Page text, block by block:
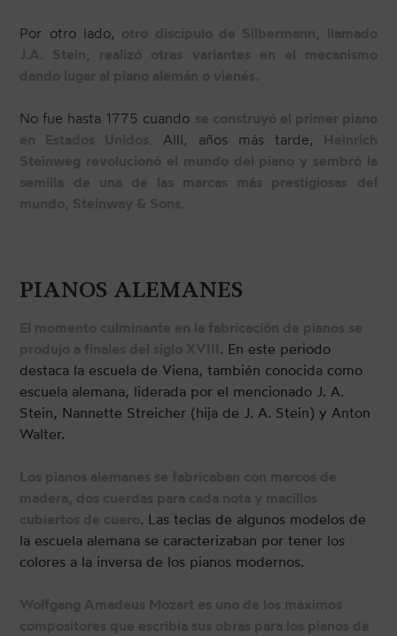
Por otro lado, otro discípulo de Silbermann, llamado
J.A. Stein, realizó otras variantes en el mecanismo
dando lugar al piano alemán o vienés.
No fue hasta 1775 cuando se construyó el primer piano
en Estados Unidos . Allí, años más tarde,
Heinrich
Steinweg revolucionó el mundo del piano y sembró la
semilla de una de las marcas más prestigiosas del
mundo, Steinway & Sons.
PIANOS ALEMANES
El momento culminante en la fabricación de pianos se
produjo a finales del siglo XVIII. En este periodo
destaca la escuela de Viena, también conocida como
escuela alemana, liderada por el mencionado J. A.
Stein, Nannette Streicher (hija de J. A. Stein) y Anton
Walter.
Los pianos alemanes se fabricaban con marcos de
madera, dos cuerdas para cada nota y macillos
cubiertos de cuero. Las teclas de algunos modelos de
la escuela alemana se caracterizaban por tener los
colores a la inversa de los pianos modernos.
Wolfgang Amadeus Mozart es uno de los máximos
compositores que escribía sus obras para los pianos de